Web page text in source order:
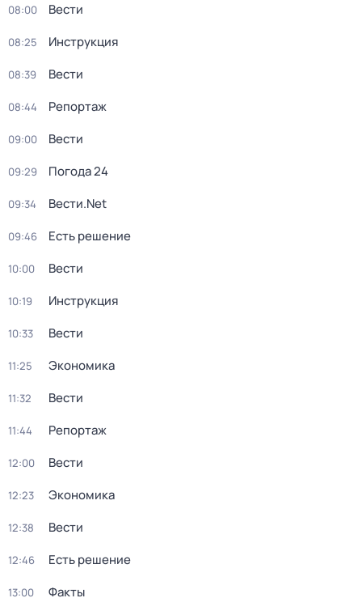
08:00 Вести
08:25 Инструкция
08:39 Вести
08:44 Репортаж
09:00 Вести
09:29 Погода 24
09:34 Вести.Net
09:46 Есть решение
10:00 Вести
10:19 Инструкция
10:33 Вести
11:25 Экономика
11:32 Вести
11:44 Репортаж
12:00 Вести
12:23 Экономика
12:38 Вести
12:46 Есть решение
13:00 Факты